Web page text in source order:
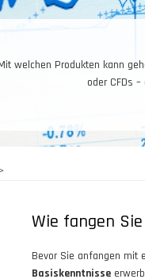
Produkten kann
oder CFDs – es
>
Wie fangen
Bevor Sie anfangen mit
Basiskenntnisse